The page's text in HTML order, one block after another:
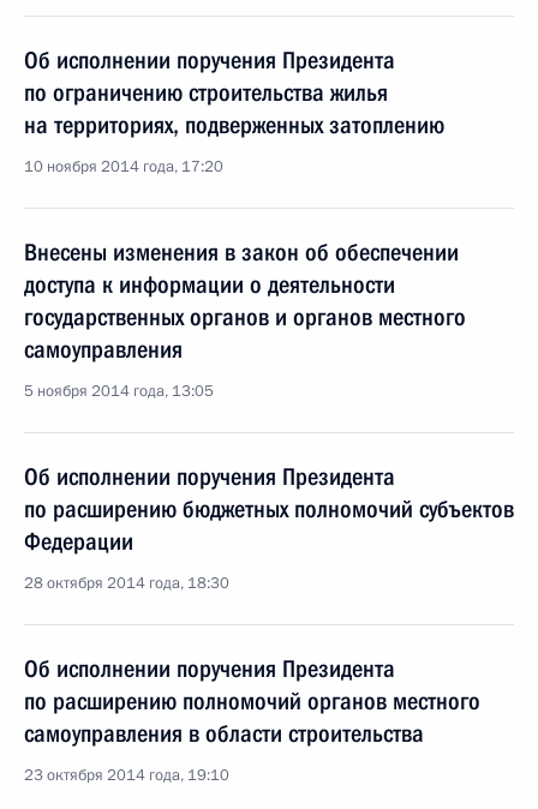
Об исполнении поручения Президента
по ограничению строительства жилья
на территориях, подверженных затоплению
10 ноября 2014 года, 17:20
Внесены изменения в закон об обеспечении
доступа к информации о деятельности
государственных органов и органов местного
самоуправления
5 ноября 2014 года, 13:05
Об исполнении поручения Президента
по расширению бюджетных полномочий субъектов
Федерации
28 октября 2014 года, 18:30
Об исполнении поручения Президента
по расширению полномочий органов местного
самоуправления в области строительства
23 октября 2014 года, 19:10